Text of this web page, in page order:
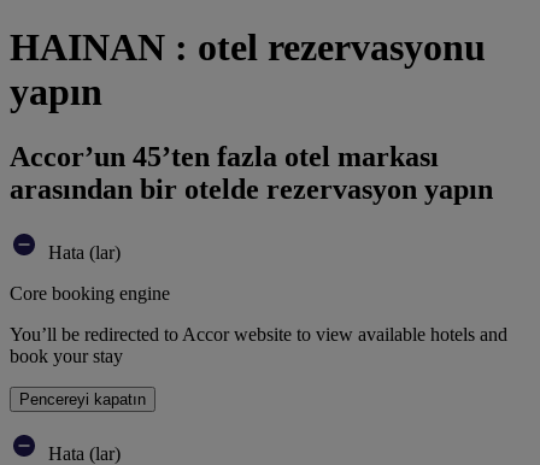
HAINAN : otel rezervasyonu
yapın
Accor’un 45’ten fazla otel markası
arasından bir otelde rezervasyon yapın
Hata (lar)
Core booking engine
You’ll be redirected to Accor website to view available hotels and
book your stay
Pencereyi kapatın
Hata (lar)